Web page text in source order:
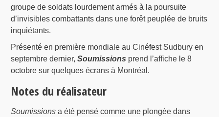
groupe de soldats lourdement armés à la poursuite
d’invisibles combattants dans une forêt peuplée de bruits
inquiétants.
Présenté en première mondiale au Cinéfest Sudbury en
septembre dernier,Soumissions prend l’affiche le 8
octobre sur quelques écrans à Montréal.
Notes du réalisateur
Soumissions a été pensé comme une plongée dans